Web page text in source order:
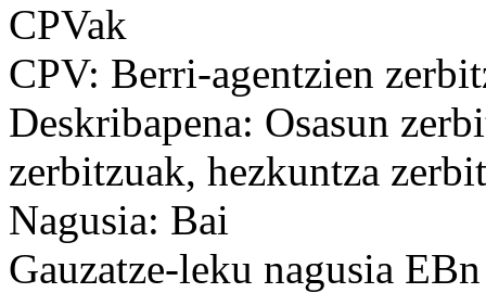
CPVak
CPV: Berri-agentzien
Deskribapena: Osasun
zerbitzuak, hezkuntza
Nagusia: Bai
Gauzatze-leku nagusia EBn